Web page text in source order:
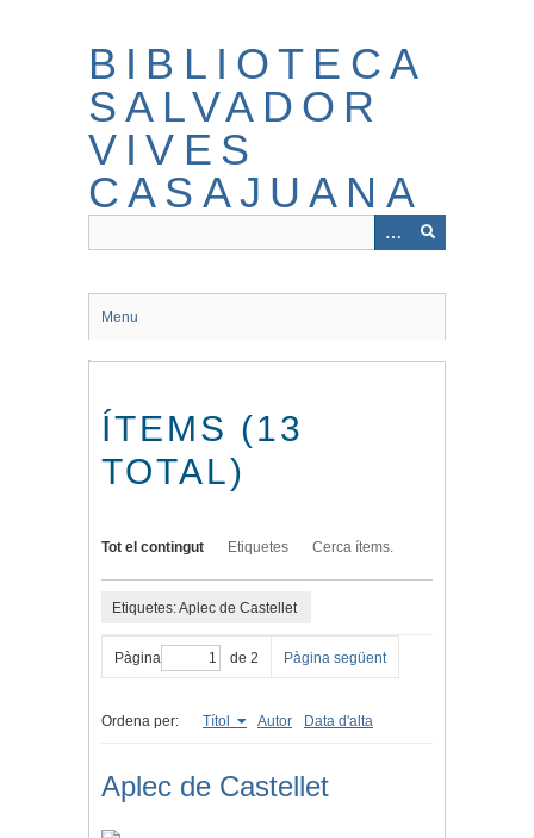
BIBLIOTECA
SALVADOR
VIVES
CASAJUANA
Menu
ÍTEMS (13
TOTAL)
Tot el contingut Etiquetes Cerca ítems.
Etiquetes: Aplec de Castellet
Pàgina de 2 Pàgina següent
Ordena per: Títol Autor Data d'alta
Aplec de Castellet